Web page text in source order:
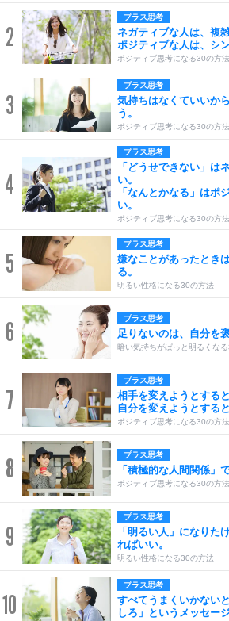
2
プラス思考
ネガティブな人は、複
ポジティブな人は、シ
ポジティブ思考になる30の方法
3
プラス思考
気持ちはなくていいか
う。
ポジティブ思考になる30の方法
4
プラス思考
「どうせできない」は
い。
「なんとかなる」はポ
い。
ポジティブ思考になる30の方法
5
プラス思考
嫌なことがあったとき
る。
明るい性格になる30の方法
6 プラス思考
足りないのは、自分を
暗い気持ちがぱっと明るくな
7
プラス思考
相手を変えようとする
自分を変えようとする
ポジティブ思考になる30の方法
8 プラス思考
「積極的な人間関係」
ポジティブ思考になる30の方法
9
プラス思考
「明るい人」になりた
ればいい。
明るい性格になる30の方法
10
プラス思考
すべてうまくいかない
しろ」というメッセージ